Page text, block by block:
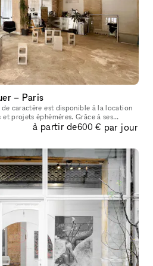
– Paris
caractère est disponible à la location
éphémères. Grâce à ses
luminosité, ses poutres
à partir de600 € par jour